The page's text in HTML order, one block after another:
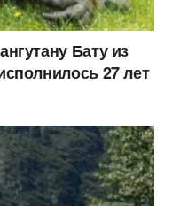
Бату из
27 лет